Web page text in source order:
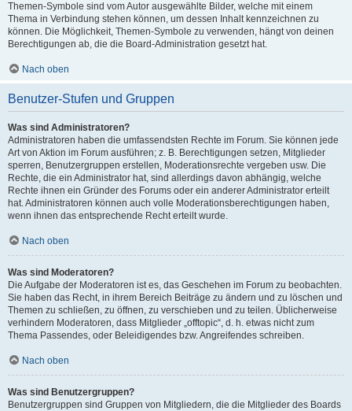
Themen-Symbole sind vom Autor ausgewählte Bilder, welche mit einem
Thema in Verbindung stehen können, um dessen Inhalt kennzeichnen zu
können. Die Möglichkeit, Themen-Symbole zu verwenden, hängt von deinen
Berechtigungen ab, die die Board-Administration gesetzt hat.
Nach oben
Benutzer-Stufen und Gruppen
Was sind Administratoren?
Administratoren haben die umfassendsten Rechte im Forum. Sie können jede
Art von Aktion im Forum ausführen; z. B. Berechtigungen setzen, Mitglieder
sperren, Benutzergruppen erstellen, Moderationsrechte vergeben usw. Die
Rechte, die ein Administrator hat, sind allerdings davon abhängig, welche
Rechte ihnen ein Gründer des Forums oder ein anderer Administrator erteilt
hat. Administratoren können auch volle Moderationsberechtigungen haben,
wenn ihnen das entsprechende Recht erteilt wurde.
Nach oben
Was sind Moderatoren?
Die Aufgabe der Moderatoren ist es, das Geschehen im Forum zu beobachten.
Sie haben das Recht, in ihrem Bereich Beiträge zu ändern und zu löschen und
Themen zu schließen, zu öffnen, zu verschieben und zu teilen. Üblicherweise
verhindern Moderatoren, dass Mitglieder „offtopic“, d. h. etwas nicht zum
Thema Passendes, oder Beleidigendes bzw. Angreifendes schreiben.
Nach oben
Was sind Benutzergruppen?
Benutzergruppen sind Gruppen von Mitgliedern, die die Mitglieder des Boards